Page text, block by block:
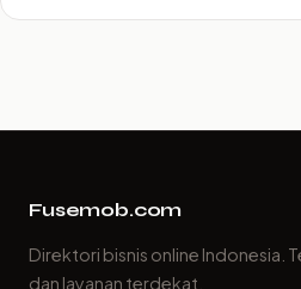
Fusemob.com
Direktori bisnis online Indonesia.
dan layanan terdekat.